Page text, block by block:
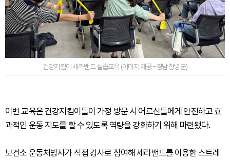
건강지킴이 세라밴드 실습교육 (이미지 제공=경남 창녕군)
이번 교육은 건강지킴이들이 가정 방문 시 어르신들에게 안전하고 효
과적인 운동 지도를 할 수 있도록 역량을 강화하기 위해 마련됐다.
보건소 운동처방사가 직접 강사로 참여해 세라밴드를 이용한 스트레